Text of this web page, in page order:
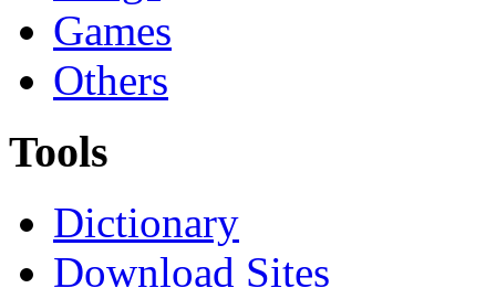
Games
Others
Tools
Dictionary
Download Sites